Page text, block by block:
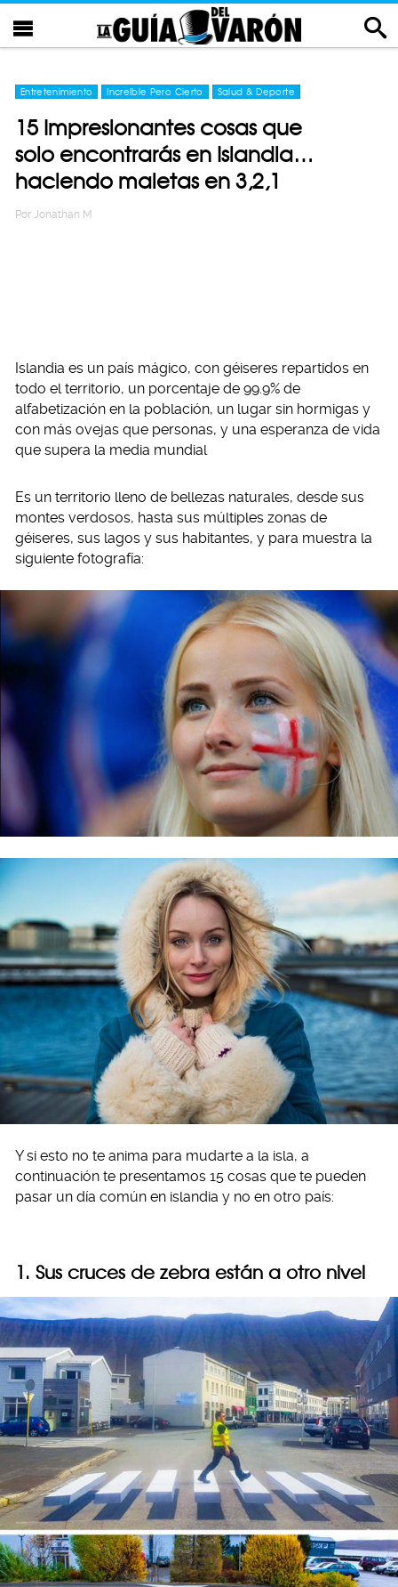
Entretenimiento Increíble Pero Cierto Salud & Deporte
15 Impresionantes cosas que
solo encontrarás en Islandia…
haciendo maletas en 3,2,1
Por Jonathan M
Islandia es un país mágico, con géiseres repartidos en
todo el territorio, un porcentaje de 99.9% de
alfabetización en la población, un lugar sin hormigas y
con más ovejas que personas, y una esperanza de vida
que supera la media mundial
Es un territorio lleno de bellezas naturales, desde sus
montes verdosos, hasta sus múltiples zonas de
géiseres, sus lagos y sus habitantes, y para muestra la
siguiente fotografía:
Y si esto no te anima para mudarte a la isla, a
continuación te presentamos 15 cosas que te pueden
pasar un día común en islandia y no en otro país:
1. Sus cruces de zebra están a otro nivel